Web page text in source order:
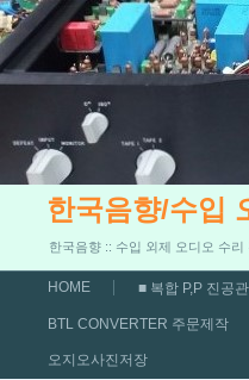
한국음향/수입
한국음향 :: 수입 외제 오디오 수
HOME ■ 복합 P,P 진공
BTL CONVERTER 주문제작
오지오사진저장